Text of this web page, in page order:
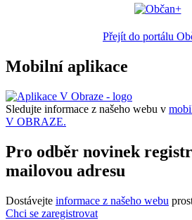
Přejít do portálu
Mobilní aplikace
Sledujte informace z našeho webu v
V OBRAZE.
Pro odběr novinek
mailovou adresu
Dostávejte informace z našeho webu
Chci se zaregistrovat